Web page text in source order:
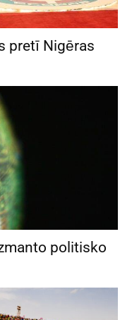
pretī Nigēras
politisko